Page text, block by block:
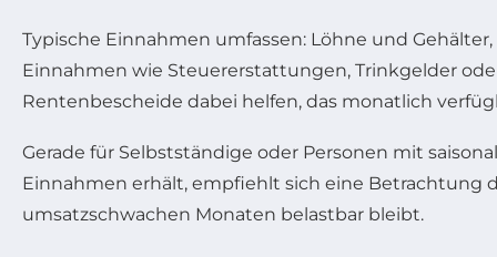
Typische Einnahmen umfassen: Löhne und
Einnahmen wie Steuererstattungen, Trinkgelder
Rentenbescheide dabei helfen, das monatlich
Gerade für Selbstständige oder Personen mit
Einnahmen erhält, empfiehlt sich eine Betrachtung
umsatzschwachen Monaten belastbar bleibt.